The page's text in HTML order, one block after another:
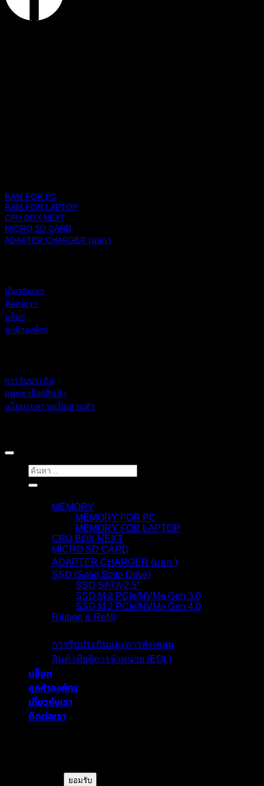
RAM FOR PC
RAM FOR LAPTOP
CPU BOX NEXT
MICRO SD CARD
ADAPTER CHARGER (มอก.)
เกี่ยวกับเรา
ติดต่อเรา
บล็อก
ลูกค้าองค์กร
การรับประกัน
แคตตาล็อกสินค้า
นโยบายความเป็นส่วนตัว
ค้นหา:
MEMORY
MEMORY FOR PC
MEMORY FOR LAPTOP
CPU BOX NEXT
MICRO SD CARD
ADAPTER CHARGER (มอก.)
SSD (Solid State Drive)
SSD SATA 2.5″
SSD M.2 PCIe/NVMe Gen 3.0
SSD M.2 PCIe/NVMe Gen 4.0
Ribbon & Refill
การรับประกันและการส่งเคลม
สินค้าที่ยุติการจำหน่าย (EOL)
บล็อก
ลูกค้าองค์กร
เกี่ยวกับเรา
ติดต่อเรา
ยอมรับ